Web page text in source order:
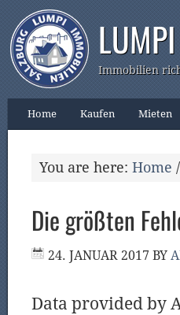
Immobilien
Home Kaufen Mieten
You are here: Home /
Die größten
24. JANUAR 2017 BY
Data provided by